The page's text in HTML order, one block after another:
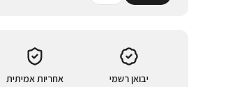
יבואן רשמי אחריות אמיתית